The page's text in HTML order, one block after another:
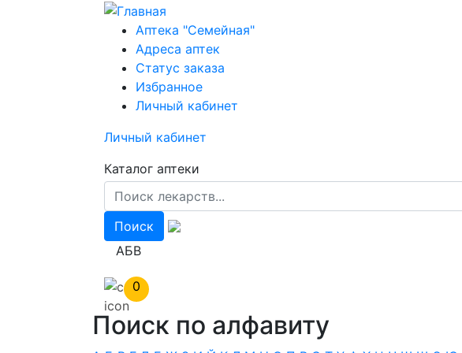
Аптека "Семейная"
Адреса аптек
Статус заказа
Избранное
Личный кабинет
Личный кабинет
Каталог аптеки
АБВ
0
Поиск по алфавиту